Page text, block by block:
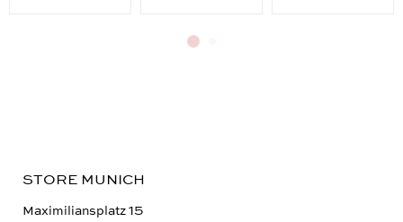
STORE MUNICH
Maximiliansplatz 15